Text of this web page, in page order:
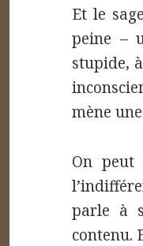
Et le
peine –
stupide,
mène
On peut
parle à
contenu.